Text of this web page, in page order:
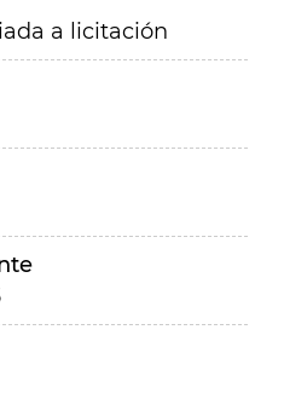
a licitación